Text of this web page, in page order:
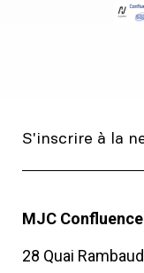
MJC Confluence
28 Quai Rambaud